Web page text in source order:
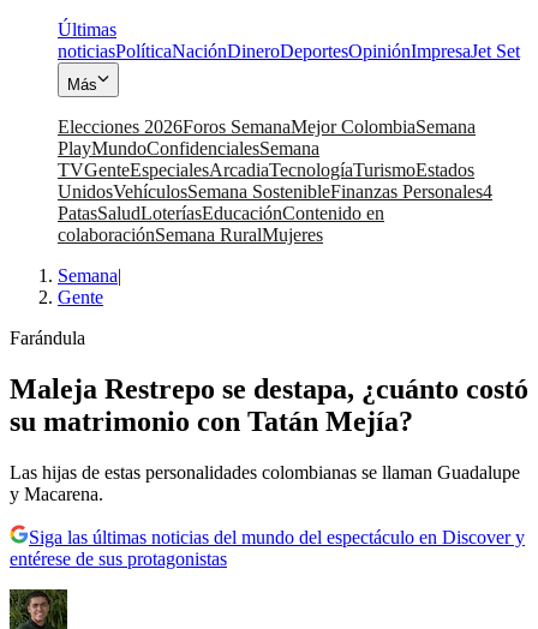
Últimas
noticiasPolíticaNaciónDineroDeportesOpiniónImpresaJet Set
Más
Elecciones 2026Foros SemanaMejor ColombiaSemana
PlayMundoConfidencialesSemana
TVGenteEspecialesArcadiaTecnologíaTurismoEstados
UnidosVehículosSemana SostenibleFinanzas Personales4
PatasSaludLoteríasEducaciónContenido en
colaboraciónSemana RuralMujeres
Semana|
Gente
Farándula
Maleja Restrepo se destapa, ¿cuánto costó
su matrimonio con Tatán Mejía?
Las hijas de estas personalidades colombianas se llaman Guadalupe
y Macarena.
Siga las últimas noticias del mundo del espectáculo en Discover y
entérese de sus protagonistas